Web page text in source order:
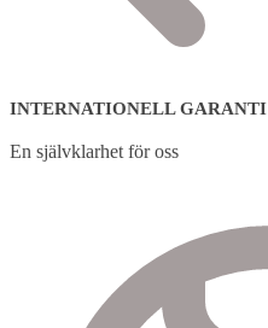
INTERNATIONELL GARANTI
En självklarhet för oss